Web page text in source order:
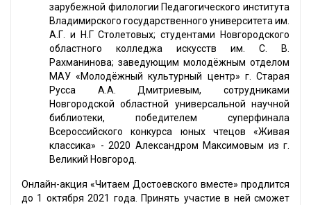
зарубежной филологии Педагогического института
Владимирского государственного университета им.
А.Г. и Н.Г Столетовых; студентами Новгородского
областного колледжа искусств им. С. В.
Рахманинова; заведующим молодёжным отделом
МАУ «Молодёжный культурный центр» г. Старая
Русса А.А. Дмитриевым, сотрудниками
Новгородской областной универсальной научной
библиотеки, победителем суперфинала
Всероссийского конкурса юных чтецов «Живая
классика» - 2020 Александром Максимовым из г.
Великий Новгород.
Онлайн-акция «Читаем Достоевского вместе» продлится
до 1 октября 2021 года. Принять участие в ней сможет